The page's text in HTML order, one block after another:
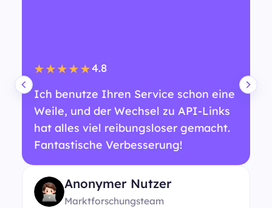
★★★★★4.8
Ich benutze Ihren Service schon eine
Weile, und der Wechsel zu API-Links
hat alles viel reibungsloser gemacht.
Fantastische Verbesserung!
Anonymer Nutzer
Marktforschungsteam